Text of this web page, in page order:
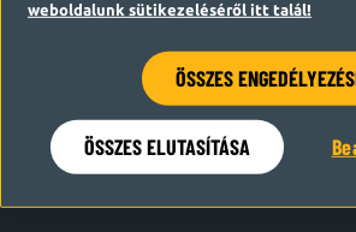
Hamarosan
weboldalunk sütikezeléséről itt talál!
ÖSSZES
ÖSSZES ELUTASÍTÁSA